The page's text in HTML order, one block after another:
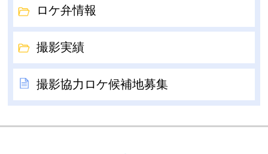
ロケ弁情報
撮影実績
撮影協力ロケ候補地募集